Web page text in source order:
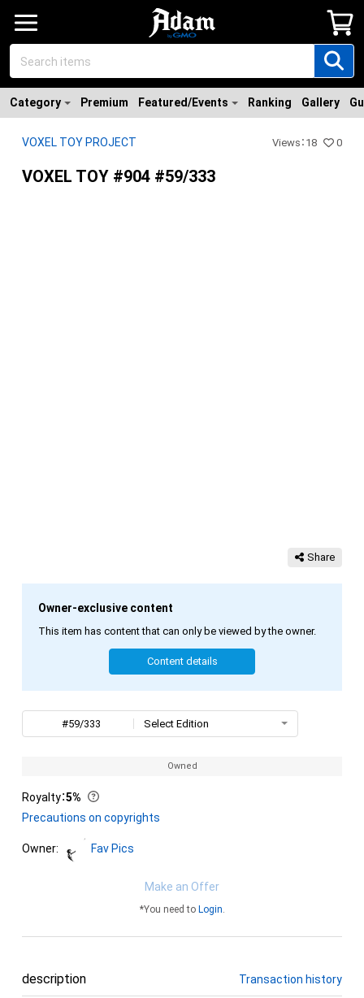
Category Premium Featured/Events Ranking Gallery
VOXEL TOY PROJECT Views ： 18 0
VOXEL TOY #904 #59/333
Share
Owner-exclusive content
This item has content that can only be viewed by the owner.
Content details
#59/333 Select Edition
Owned
Royalty：5%
Precautions on copyrights
Owner: Fav Pics
Make an Offer
*You need to Login.
description Transaction history